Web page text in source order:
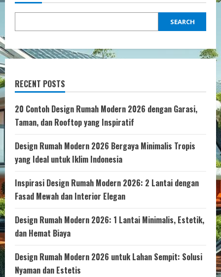
SEARCH
RECENT POSTS
20 Contoh Design Rumah Modern 2026 dengan Garasi,
Taman, dan Rooftop yang Inspiratif
Design Rumah Modern 2026 Bergaya Minimalis Tropis
yang Ideal untuk Iklim Indonesia
Inspirasi Design Rumah Modern 2026: 2 Lantai dengan
Fasad Mewah dan Interior Elegan
Design Rumah Modern 2026: 1 Lantai Minimalis, Estetik,
dan Hemat Biaya
Design Rumah Modern 2026 untuk Lahan Sempit: Solusi
Nyaman dan Estetis